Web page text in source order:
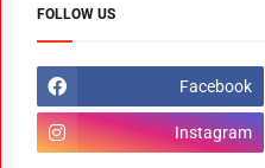
FOLLOW US
Facebook
Instagram